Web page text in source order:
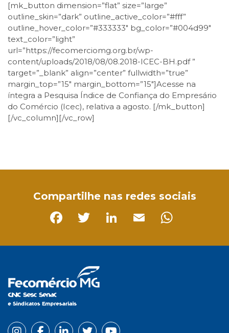
[mk_button dimension=”flat” size=”large”
outline_skin=”dark” outline_active_color=”#fff”
outline_hover_color=”#333333″ bg_color=”#004d99″
text_color=”light”
url=”https://fecomerciomg.org.br/wp-
content/uploads/2018/08/08.2018-ICEC-BH.pdf ”
target=”_blank” align=”center” fullwidth=”true”
margin_top=”15″ margin_bottom=”15″]Acesse na
íntegra a Pesquisa Índice de Confiança do Empresário
do Comércio (Icec), relativa a agosto. [/mk_button]
[/vc_column][/vc_row]
Compartilhe nas redes sociais